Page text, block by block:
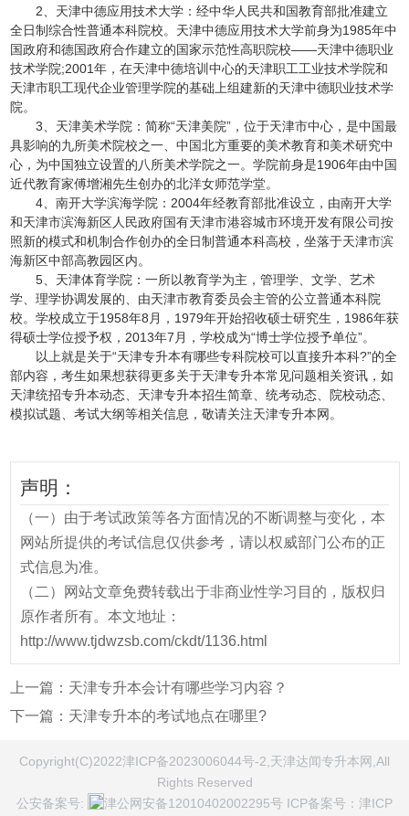
2、天津中德应用技术大学：经中华人民共和国教育部批准建立
全日制综合性普通本科院校。天津中德应用技术大学前身为1985年中
国政府和德国政府合作建立的国家示范性高职院校——天津中德职业
技术学院;2001年，在天津中德培训中心的天津职工工业技术学院和
天津市职工现代企业管理学院的基础上组建新的天津中德职业技术学
院。
3、天津美术学院：简称“天津美院”，位于天津市中心，是中国最
具影响的九所美术院校之一、中国北方重要的美术教育和美术研究中
心，为中国独立设置的八所美术学院之一。学院前身是1906年由中国
近代教育家傅增湘先生创办的北洋女师范学堂。
4、南开大学滨海学院：2004年经教育部批准设立，由南开大学
和天津市滨海新区人民政府国有天津市港容城市环境开发有限公司按
照新的模式和机制合作创办的全日制普通本科高校，坐落于天津市滨
海新区中部高教园区内。
5、天津体育学院：一所以教育学为主，管理学、文学、艺术
学、理学协调发展的、由天津市教育委员会主管的公立普通本科院
校。学校成立于1958年8月，1979年开始招收硕士研究生，1986年获
得硕士学位授予权，2013年7月，学校成为“博士学位授予单位”。
以上就是关于“天津专升本有哪些专科院校可以直接升本科?”的全
部内容，考生如果想获得更多关于天津专升本常见问题相关资讯，如
天津统招专升本动态、天津专升本招生简章、统考动态、院校动态、
模拟试题、考试大纲等相关信息，敬请关注天津专升本网。
声明：
（一）由于考试政策等各方面情况的不断调整与变化，本
网站所提供的考试信息仅供参考，请以权威部门公布的正
式信息为准。
（二）网站文章免费转载出于非商业性学习目的，版权归
原作者所有。本文地址：
http://www.tjdwzsb.com/ckdt/1136.html
上一篇： 天津专升本会计有哪些学习内容？
下一篇： 天津专升本的考试地点在哪里?
Copyright(C)2022津ICP备2023006044号-2,天津达闻专升本网,All
Rights Reserved
公安备案号:
津公网安备12010402002295号 ICP备案号： 津ICP